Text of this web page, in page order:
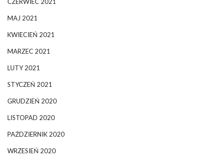
MAJ 2021
KWIECIEŃ 2021
MARZEC 2021
LUTY 2021
STYCZEŃ 2021
GRUDZIEŃ 2020
LISTOPAD 2020
PAŹDZIERNIK 2020
WRZESIEŃ 2020